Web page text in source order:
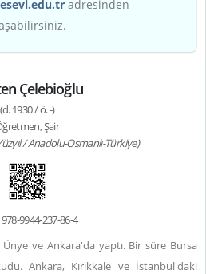
adresinden
Çelebioğlu
(d. 1930 / ö. -)
Şair
/ Anadolu-Osmanlı-Türkiye)
9944-237-86-4
ve Ankara'da yaptı. Bir süre Bursa
Ankara, Kırıkkale ve İstanbul'daki